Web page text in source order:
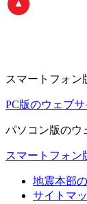
スマートフォン
PC版のウェブ
パソコン版のウ
スマートフォン
地震本部
サイトマ